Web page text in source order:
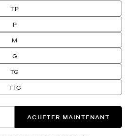
TP
P
M
G
TG
TTG
ACHETER MAINTENANT